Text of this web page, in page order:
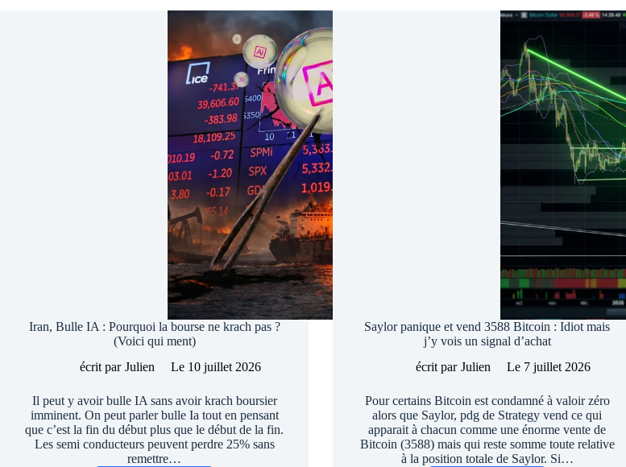
la
bourse
:
Fin
de
bulle
ou
opportunité
d’achat
?
Iran, Bulle IA : Pourquoi la bourse ne krach pas ?
(Voici qui ment)
écrit par Julien Le 10 juillet 2026
Il peut y avoir bulle IA sans avoir krach boursier
imminent. On peut parler bulle Ia tout en pensant
que c’est la fin du début plus que le début de la fin.
Les semi conducteurs peuvent perdre 25% sans
remettre…
Saylor panique et vend 3588 Bitcoin : Idiot mais
j’y vois un signal d’achat
écrit par Julien Le 7 juillet 2026
Pour certains Bitcoin est condamné à valoir zéro
alors que Saylor, pdg de Strategy vend ce qui
apparait à chacun comme une énorme vente de
Bitcoin (3588) mais qui reste somme toute relative
à la position totale de Saylor. Si…